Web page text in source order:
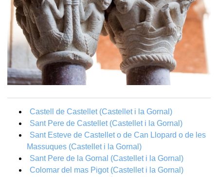
Castell de Castellet (Castellet i la Gornal)
Sant Pere de Castellet (Castellet i la Gornal)
Sant Esteve de Castellet o de Can Llopard o de les
Massuques (Castellet i la Gornal)
Sant Pere de la Gornal (Castellet i la Gornal)
Colomar del mas Pigot (Castellet i la Gornal)